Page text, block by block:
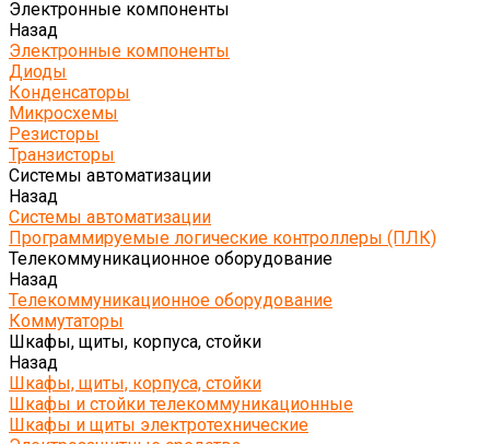
Электронные компоненты
Назад
Электронные компоненты
Диоды
Конденсаторы
Микросхемы
Резисторы
Транзисторы
Системы автоматизации
Назад
Системы автоматизации
Программируемые логические контроллеры (ПЛК)
Телекоммуникационное оборудование
Назад
Телекоммуникационное оборудование
Коммутаторы
Шкафы, щиты, корпуса, стойки
Назад
Шкафы, щиты, корпуса, стойки
Шкафы и стойки телекоммуникационные
Шкафы и щиты электротехнические